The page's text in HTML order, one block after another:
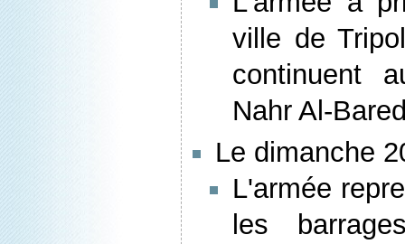
ville de
continuent
Nahr Al-
Le dimanche
L'armée
les